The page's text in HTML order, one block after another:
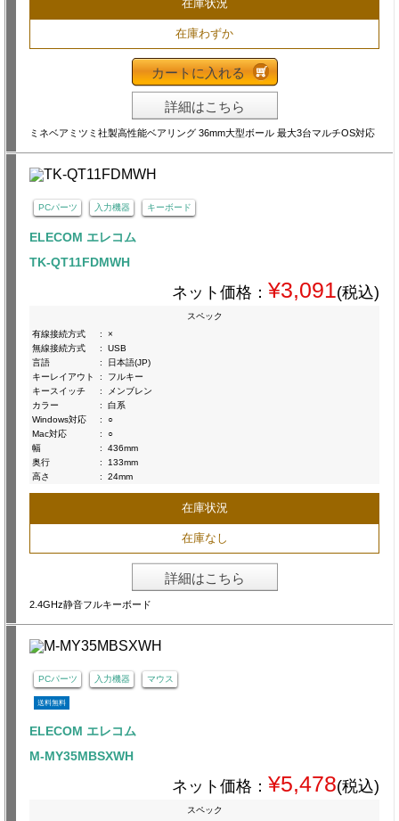
在庫状況
在庫わずか
カートに入れる
詳細はこちら
ミネベアミツミ社製高性能ベアリング 36mm大型ボール 最大3台マルチOS対応
PCパーツ 入力機器 キーボード
ELECOM エレコム
TK-QT11FDMWH
ネット価格： ¥3,091 (税込)
スペック
有線接続方式
:
×
無線接続方式
:
USB
言語
:
日本語(JP)
キーレイアウト
:
フルキー
キースイッチ
:
メンブレン
カラー
:
白系
Windows対応
:
○
Mac対応
:
○
幅
:
436mm
奥行
:
133mm
高さ
: 24mm
在庫状況
在庫なし
詳細はこちら
2.4GHz静音フルキーボード
PCパーツ 入力機器 マウス
送料無料
ELECOM エレコム
M-MY35MBSXWH
ネット価格： ¥5,478(税込)
スペック